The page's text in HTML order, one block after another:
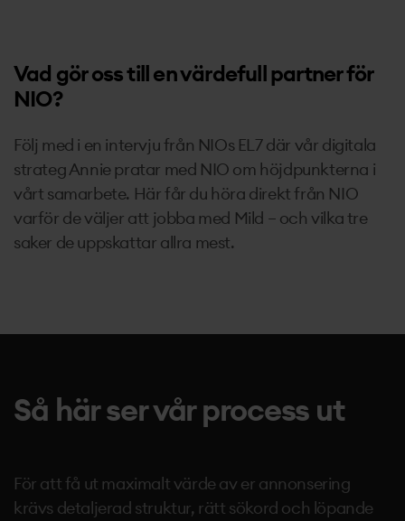
Vad gör oss till en värdefull partner för
NIO?
Följ med i en intervju från NIOs EL7 där vår digitala
strateg Annie pratar med NIO om höjdpunkterna i
vårt samarbete. Här får du höra direkt från NIO
varför de väljer att jobba med Mild – och vilka tre
saker de uppskattar allra mest.
Så här ser vår process ut
För att få ut maximalt värde av er annonsering
krävs detaljerad struktur, rätt sökord och löpande